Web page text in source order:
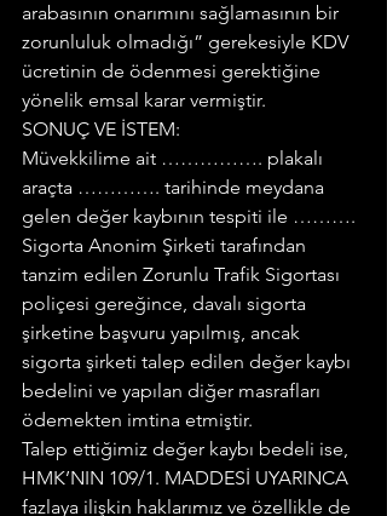
arabasının onarımını sağlamasının bir
zorunluluk olmadığı” gerekesiyle KDV
ücretinin de ödenmesi gerektiğine
yönelik emsal karar vermiştir.
SONUÇ VE İSTEM:
Müvekkilime ait ……………. plakalı
araçta …………. tarihinde meydana
gelen değer kaybının tespiti ile ……….
Sigorta Anonim Şirketi tarafından
tanzim edilen Zorunlu Trafik Sigortası
poliçesi gereğince, davalı sigorta
şirketine başvuru yapılmış, ancak
sigorta şirketi talep edilen değer kaybı
bedelini ve yapılan diğer masrafları
ödemekten imtina etmiştir.
Talep ettiğimiz değer kaybı bedeli ise,
HMK’NIN 109/1. MADDESİ UYARINCA
fazlaya ilişkin haklarımız ve özellikle de